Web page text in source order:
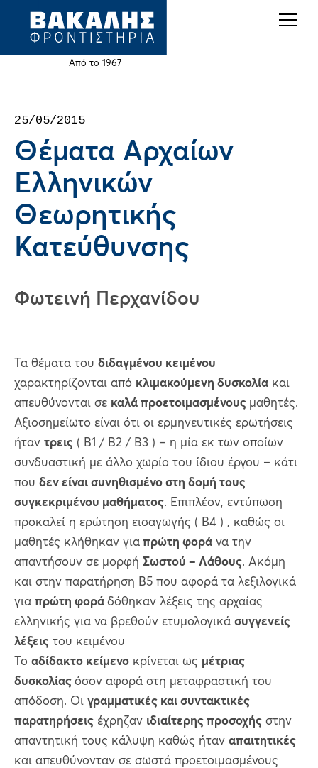
Jump
Από το 1967
top
25/05/2015
Θέματα Αρχαίων
Ελληνικών
Θεωρητικής
Κατεύθυνσης
Φωτεινή Περχανίδου
Τα θέματα του διδαγμένου κειμένου
χαρακτηρίζονται από κλιμακούμενη δυσκολία και
απευθύνονται σε καλά προετοιμασμένους μαθητές.
Αξιοσημείωτο είναι ότι οι ερμηνευτικές ερωτήσεις
ήταν τρεις ( Β1 / Β2 / Β3 ) – η μία εκ των οποίων
συνδυαστική με άλλο χωρίο του ίδιου έργου – κάτι
που δεν είναι συνηθισμένο στη δομή τους
συγκεκριμένου μαθήματος. Επιπλέον, εντύπωση
προκαλεί η ερώτηση εισαγωγής ( Β4 ) , καθώς οι
μαθητές κλήθηκαν για πρώτη φορά να την
απαντήσουν σε μορφή Σωστού – Λάθους. Ακόμη
και στην παρατήρηση Β5 που αφορά τα λεξιλογικά
για πρώτη φορά δόθηκαν λέξεις της αρχαίας
ελληνικής για να βρεθούν ετυμολογικά συγγενείς
λέξεις του κειμένου
Το αδίδακτο κείμενο κρίνεται ως μέτριας
δυσκολίας όσον αφορά στη μεταφραστική του
απόδοση. Οι γραμματικές και συντακτικές
παρατηρήσεις έχρηζαν ιδιαίτερης προσοχής στην
απαντητική τους κάλυψη καθώς ήταν απαιτητικές
και απευθύνονταν σε σωστά προετοιμασμένους